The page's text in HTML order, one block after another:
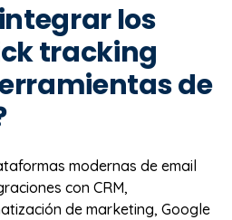
los
tracking
de
modernas de email
con CRM,
de marketing, Google